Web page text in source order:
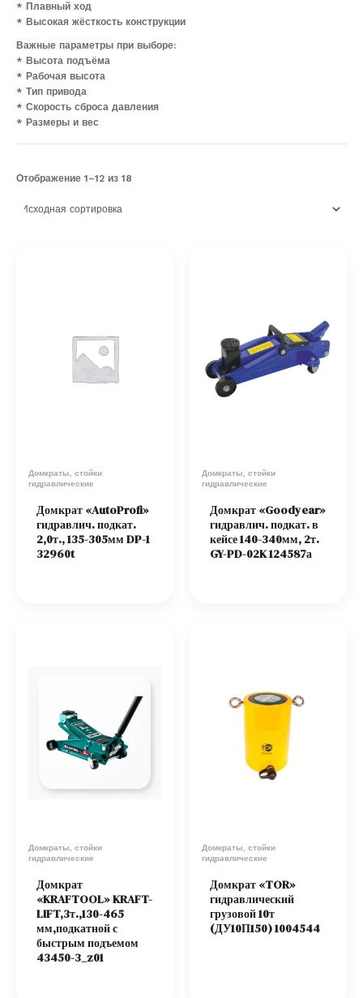
* Плавный ход
* Высокая жёсткость конструкции
Важные параметры при выборе:
* Высота подъёма
* Рабочая высота
* Тип привода
* Скорость сброса давления
* Размеры и вес
Отображение 1–12 из 18
Домкраты, стойки
гидравлические
Домкрат «AutoProfi»
гидравлич. подкат.
2,0т., 135-305мм DP-1
32960t
Домкраты, стойки
гидравлические
Домкрат «Goodyear»
гидравлич. подкат. в
кейсе 140-340мм, 2т.
GY-PD-02K 124587а
Домкраты, стойки
гидравлические
Домкрат
«KRAFTOOL» KRAFT-
LIFT,3т.,130-465
мм,подкатной с
быстрым подъемом
43450-3_z01
Домкраты, стойки
гидравлические
Домкрат «TOR»
гидравлический
грузовой 10т
(ДУ10П150) 1004544